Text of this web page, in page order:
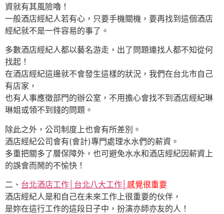
資就有其風險嚕！
一般酒店經紀人若有心，只要手機關機，要再找到這個酒店
經紀就不是一件容易的事了。
多數酒店經紀人都以藝名游走，出了問題連找人都不知從何
找起！
在酒店經紀這邊就不會發生這樣的狀況，我們在台北市自己
有店家，
也有人事應徵部門的辦公室，不用擔心會找不到酒店經紀琳
琳姐或領不到錢的問題。
除此之外，公司制度上也會有所差別。
酒店經紀公司會有(會計)專門處理水水們的薪資。
多重把關多了層保障外，也可避免水水和酒店經紀因薪資上
的誤會而鬧的不愉快！
二、 台北酒店工作│台北八大工作│ 感覺很重要
酒店經紀人是和自己在未來工作上很重要的伙伴，
是妳在這行工作的這段日子中，扮演亦師亦友的人！